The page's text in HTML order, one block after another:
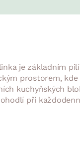
je základním
prostorem,
kuchyňských
při